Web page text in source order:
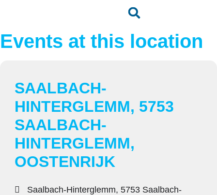
Events at this location
SAALBACH-
HINTERGLEMM, 5753
SAALBACH-
HINTERGLEMM,
OOSTENRIJK
Saalbach-Hinterglemm, 5753 Saalbach-